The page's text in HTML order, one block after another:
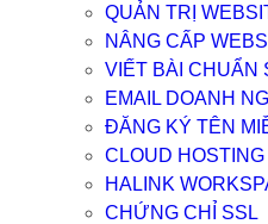
QUẢN TRỊ
NÂNG CẤP
VIẾT BÀI CHUẨN
EMAIL DOANH
ĐĂNG KÝ TÊN
CLOUD HOSTING
HALINK
CHỨNG CHỈ SSL